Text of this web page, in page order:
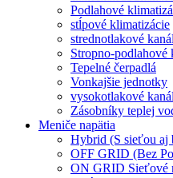
Podlahové
stĺpové klimatizácie
strednotlakové
Stropno-podlahové
Tepelné čerpadlá
Vonkajšie jednotky
vysokotlakové
Zásobníky teplej
Meniče napätia
Hybrid (S sieťou aj
OFF GRID (Bez
ON GRID Sieťové